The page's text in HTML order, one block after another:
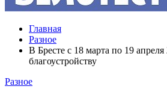
Главная
Разное
В Бресте с 18 марта по 19
благоустройству
Разное